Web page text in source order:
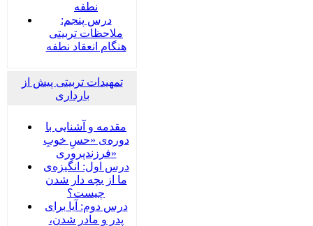
نطفه
درس پنجم:
ملاحظات تربیتی
هنگام انعقاد نطفه
تمهیدات تربیتی پیش از
بارداری
مقدمه و آشنایی با
دوره‌ی «حسِ خوبِ
فرزندپروری»
درس اول: انگیزه‌ی
ما از بچه دار شدن
چیست؟
درس دوم: آیا برای
پدر و مادر شدن،